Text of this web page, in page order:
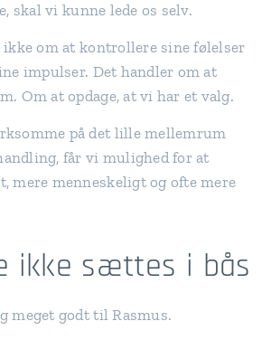
skal vi kunne lede os selv.
ikke om at kontrollere sine følelser
impulser. Det handler om at
Om at opdage, at vi har et valg.
på det lille mellemrum
får vi mulighed for at
mere menneskeligt og ofte mere
ikke sættes i bås
meget godt til Rasmus.